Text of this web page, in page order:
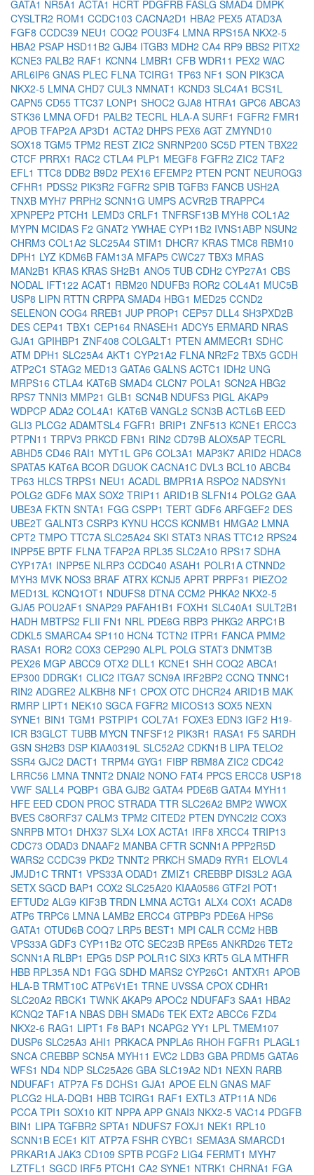
GATA1 NR5A1 ACTA1 HCRT PDGFRB FASLG SMAD4 DMPK
CYSLTR2 ROM1 CCDC103 CACNA2D1 HBA2 PEX5 ATAD3A
FGF8 CCDC39 NEU1 COQ2 POU3F4 LMNA RPS15A NKX2-5
HBA2 PSAP HSD11B2 GJB4 ITGB3 MDH2 CA4 RP9 BBS2 PITX2
KCNE3 PALB2 RAF1 KCNN4 LMBR1 CFB WDR11 PEX2 WAC
ARL6IP6 GNAS PLEC FLNA TCIRG1 TP63 NF1 SON PIK3CA
NKX2-5 LMNA CHD7 CUL3 NMNAT1 KCND3 SLC4A1 BCS1L
CAPN5 CD55 TTC37 LONP1 SHOC2 GJA8 HTRA1 GPC6 ABCA3
STK36 LMNA OFD1 PALB2 TECRL HLA-A SURF1 FGFR2 FMR1
APOB TFAP2A AP3D1 ACTA2 DHPS PEX6 AGT ZMYND10
SOX18 TGM5 TPM2 REST ZIC2 SNRNP200 SC5D PTEN TBX22
CTCF PRRX1 RAC2 CTLA4 PLP1 MEGF8 FGFR2 ZIC2 TAF2
EFL1 TTC8 DDB2 B9D2 PEX16 EFEMP2 PTEN PCNT NEUROG3
CFHR1 PDSS2 PIK3R2 FGFR2 SPIB TGFB3 FANCB USH2A
TNXB MYH7 PRPH2 SCNN1G UMPS ACVR2B TRAPPC4
XPNPEP2 PTCH1 LEMD3 CRLF1 TNFRSF13B MYH8 COL1A2
MYPN MCIDAS F2 GNAT2 YWHAE CYP11B2 IVNS1ABP NSUN2
CHRM3 COL1A2 SLC25A4 STIM1 DHCR7 KRAS TMC8 RBM10
DPH1 LYZ KDM6B FAM13A MFAP5 CWC27 TBX3 MRAS
MAN2B1 KRAS KRAS SH2B1 ANO5 TUB CDH2 CYP27A1 CBS
NODAL IFT122 ACAT1 RBM20 NDUFB3 ROR2 COL4A1 MUC5B
USP8 LIPN RTTN CRPPA SMAD4 HBG1 MED25 CCND2
SELENON COG4 RREB1 JUP PROP1 CEP57 DLL4 SH3PXD2B
DES CEP41 TBX1 CEP164 RNASEH1 ADCY5 ERMARD NRAS
GJA1 GPIHBP1 ZNF408 COLGALT1 PTEN AMMECR1 SDHC
ATM DPH1 SLC25A4 AKT1 CYP21A2 FLNA NR2F2 TBX5 GCDH
ATP2C1 STAG2 MED13 GATA6 GALNS ACTC1 IDH2 UNG
MRPS16 CTLA4 KAT6B SMAD4 CLCN7 POLA1 SCN2A HBG2
RPS7 TNNI3 MMP21 GLB1 SCN4B NDUFS3 PIGL AKAP9
WDPCP ADA2 COL4A1 KAT6B VANGL2 SCN3B ACTL6B EED
GLI3 PLCG2 ADAMTSL4 FGFR1 BRIP1 ZNF513 KCNE1 ERCC3
PTPN11 TRPV3 PRKCD FBN1 RIN2 CD79B ALOX5AP TECRL
ABHD5 CD46 RAI1 MYT1L GP6 COL3A1 MAP3K7 ARID2 HDAC8
SPATA5 KAT6A BCOR DGUOK CACNA1C DVL3 BCL10 ABCB4
TP63 HLCS TRPS1 NEU1 ACADL BMPR1A RSPO2 NADSYN1
POLG2 GDF6 MAX SOX2 TRIP11 ARID1B SLFN14 POLG2 GAA
UBE3A FKTN SNTA1 FGG CSPP1 TERT GDF6 ARFGEF2 DES
UBE2T GALNT3 CSRP3 KYNU HCCS KCNMB1 HMGA2 LMNA
CPT2 TMPO TTC7A SLC25A24 SKI STAT3 NRAS TTC12 RPS24
INPP5E BPTF FLNA TFAP2A RPL35 SLC2A10 RPS17 SDHA
CYP17A1 INPP5E NLRP3 CCDC40 ASAH1 POLR1A CTNND2
MYH3 MVK NOS3 BRAF ATRX KCNJ5 APRT PRPF31 PIEZO2
MED13L KCNQ1OT1 NDUFS8 DTNA CCM2 PHKA2 NKX2-5
GJA5 POU2AF1 SNAP29 PAFAH1B1 FOXH1 SLC40A1 SULT2B1
HADH MBTPS2 FLII FN1 NRL PDE6G RBP3 PHKG2 ARPC1B
CDKL5 SMARCA4 SP110 HCN4 TCTN2 ITPR1 FANCA PMM2
RASA1 ROR2 COX3 CEP290 ALPL POLG STAT3 DNMT3B
PEX26 MGP ABCC9 OTX2 DLL1 KCNE1 SHH COQ2 ABCA1
EP300 DDRGK1 CLIC2 ITGA7 SCN9A IRF2BP2 CCNQ TNNC1
RIN2 ADGRE2 ALKBH8 NF1 CPOX OTC DHCR24 ARID1B MAK
RMRP LIPT1 NEK10 SGCA FGFR2 MICOS13 SOX5 NEXN
SYNE1 BIN1 TGM1 PSTPIP1 COL7A1 FOXE3 EDN3 IGF2 H19-
ICR B3GLCT TUBB MYCN TNFSF12 PIK3R1 RASA1 F5 SARDH
GSN SH2B3 DSP KIAA0319L SLC52A2 CDKN1B LIPA TELO2
SSR4 GJC2 DACT1 TRPM4 GYG1 FIBP RBM8A ZIC2 CDC42
LRRC56 LMNA TNNT2 DNAI2 NONO FAT4 PPCS ERCC8 USP18
VWF SALL4 PQBP1 GBA GJB2 GATA4 PDE6B GATA4 MYH11
HFE EED CDON PROC STRADA TTR SLC26A2 BMP2 WWOX
BVES C8ORF37 CALM3 TPM2 CITED2 PTEN DYNC2I2 COX3
SNRPB MTO1 DHX37 SLX4 LOX ACTA1 IRF8 XRCC4 TRIP13
CDC73 ODAD3 DNAAF2 MANBA CFTR SCNN1A PPP2R5D
WARS2 CCDC39 PKD2 TNNT2 PRKCH SMAD9 RYR1 ELOVL4
JMJD1C TRNT1 VPS33A ODAD1 ZMIZ1 CREBBP DIS3L2 AGA
SETX SGCD BAP1 COX2 SLC25A20 KIAA0586 GTF2I POT1
EFTUD2 ALG9 KIF3B TRDN LMNA ACTG1 ALX4 COX1 ACAD8
ATP6 TRPC6 LMNA LAMB2 ERCC4 GTPBP3 PDE6A HPS6
GATA1 OTUD6B COQ7 LRP5 BEST1 MPI CALR CCM2 HBB
VPS33A GDF3 CYP11B2 OTC SEC23B RPE65 ANKRD26 TET2
SCNN1A RLBP1 EPG5 DSP POLR1C SIX3 KRT5 GLA MTHFR
HBB RPL35A ND1 FGG SDHD MARS2 CYP26C1 ANTXR1 APOB
HLA-B TRMT10C ATP6V1E1 TRNE UVSSA CPOX CDHR1
SLC20A2 RBCK1 TWNK AKAP9 APOC2 NDUFAF3 SAA1 HBA2
KCNQ2 TAF1A NBAS DBH SMAD6 TEK EXT2 ABCC6 FZD4
NKX2-6 RAG1 LIPT1 F8 BAP1 NCAPG2 YY1 LPL TMEM107
DUSP6 SLC25A3 AHI1 PRKACA PNPLA6 RHOH FGFR1 PLAGL1
SNCA CREBBP SCN5A MYH11 EVC2 LDB3 GBA PRDM5 GATA6
WFS1 ND4 NDP SLC25A26 GBA SLC19A2 ND1 NEXN RARB
NDUFAF1 ATP7A F5 DCHS1 GJA1 APOE ELN GNAS MAF
PLCG2 HLA-DQB1 HBB TCIRG1 RAF1 EXTL3 ATP11A ND6
PCCA TPI1 SOX10 KIT NPPA APP GNAI3 NKX2-5 VAC14 PDGFB
BIN1 LIPA TGFBR2 SPTA1 NDUFS7 FOXJ1 NEK1 RPL10
SCNN1B ECE1 KIT ATP7A FSHR CYBC1 SEMA3A SMARCD1
PRKAR1A JAK3 CD109 SPTB PCGF2 LIG4 FERMT1 MYH7
LZTFL1 SGCD IRF5 PTCH1 CA2 SYNE1 NTRK1 CHRNA1 FGA